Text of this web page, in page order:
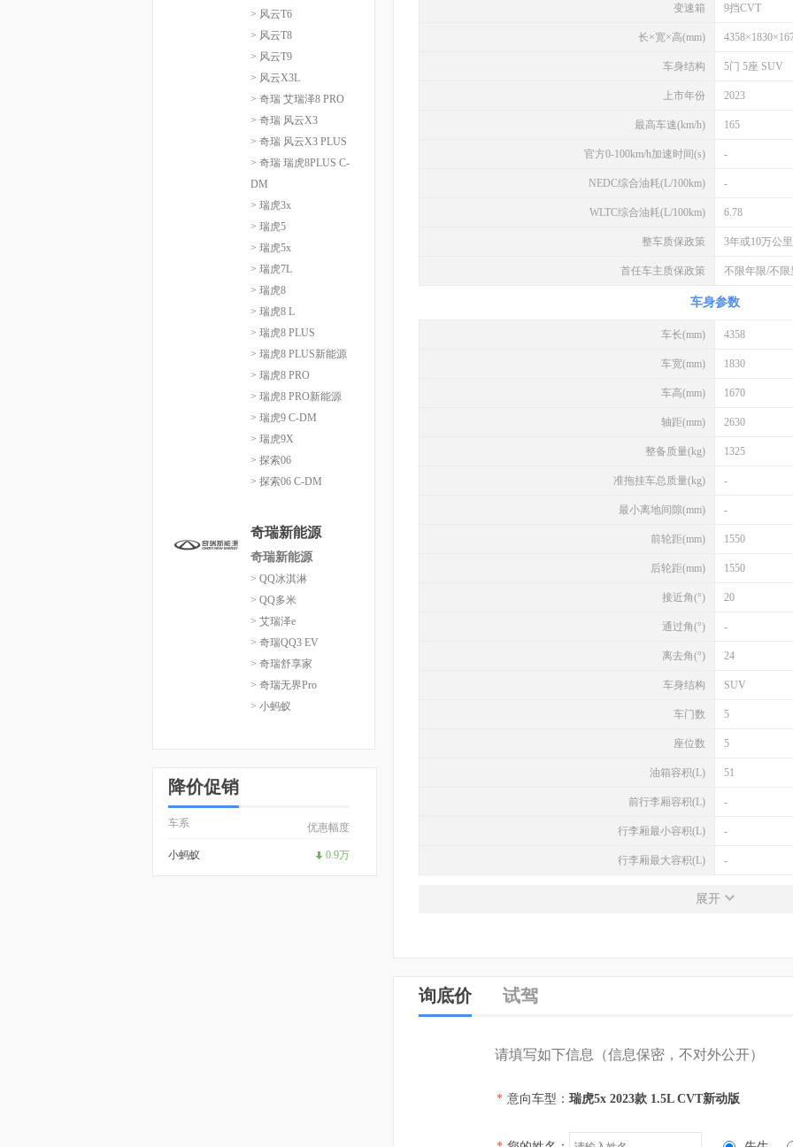
> 风云T6
> 风云T8
> 风云T9
> 风云X3L
> 奇瑞 艾瑞泽8 PRO
> 奇瑞 风云X3
> 奇瑞 风云X3 PLUS
> 奇瑞 瑞虎8PLUS C-
DM
> 瑞虎3x
> 瑞虎5
> 瑞虎5x
> 瑞虎7L
> 瑞虎8
> 瑞虎8 L
> 瑞虎8 PLUS
> 瑞虎8 PLUS新能源
> 瑞虎8 PRO
> 瑞虎8 PRO新能源
> 瑞虎9 C-DM
> 瑞虎9X
> 探索06
> 探索06 C-DM
奇瑞新能源
奇瑞新能源
> QQ冰淇淋
> QQ多米
> 艾瑞泽e
> 奇瑞QQ3 EV
> 奇瑞舒享家
> 奇瑞无界Pro
> 小蚂蚁
降价促销
车系 优惠幅度
小蚂蚁 0.9万
变速箱 9挡CVT
长×宽×高(mm)
车身结构 5门 5座 SUV
上市年份 2023
最高车速(km/h) 165
官方0-100km/h加速时间(s) -
NEDC综合油耗(L/100km) -
WLTC综合油耗(L/100km) 6.78
整车质保政策 3年或10万公里
首任车主质保政策 不限年限/不
车身参数
车长(mm) 4358
车宽(mm) 1830
车高(mm) 1670
轴距(mm) 2630
整备质量(kg) 1325
准拖挂车总质量(kg) -
最小离地间隙(mm) -
前轮距(mm) 1550
后轮距(mm) 1550
接近角(°) 20
通过角(°) -
离去角(°) 24
车身结构 SUV
车门数 5
座位数 5
油箱容积(L) 51
前行李厢容积(L) -
行李厢最小容积(L) -
行李厢最大容积(L) -
发动机
每缸气门数(个) 4
展开
询底价 试驾
请填写如下信息（信息保密，不对外公开）
* 意向车型： 瑞虎5x 2023款 1.5L CVT新动版